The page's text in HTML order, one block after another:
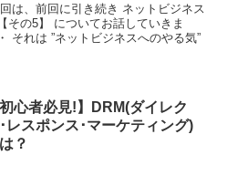
は、前回に引き続き ネットビジネス
その5】 についてお話していきま
それは ”ネットビジネスへのやる気”
初心者必見!】DRM(ダイレク
･レスポンス･マーケティング)
？